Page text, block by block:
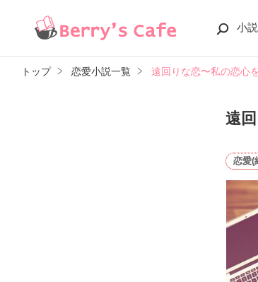
小
トップ 恋愛小説一覧 遠回りな恋〜私の恋心
遠
恋愛(